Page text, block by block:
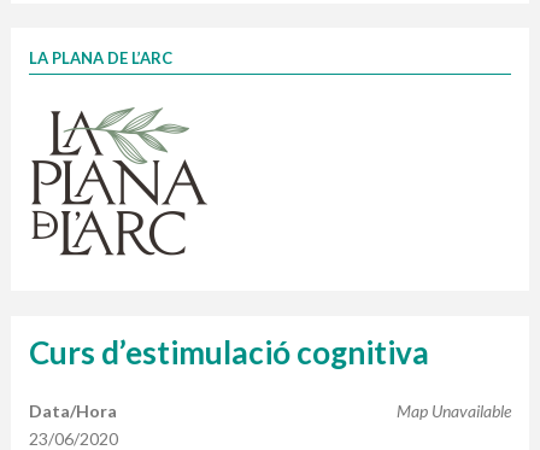
1 contenidors intel·ligents
Finançat per la Unió Europea – NextGenerationEU
LA PLANA DE L’ARC
Curs d’estimulació cognitiva
Map Unavailable
Data/Hora
23/06/2020